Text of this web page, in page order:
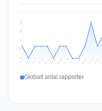
1
2
2
3
Jul 9 Jul 10 Jul 11 Jul 12 Jul 13 Jul 14 Jul 15 Jul 16 Jul 17 Jul 18 Jul 19 Jul 20 Jul 21
Globalt antal rapporter